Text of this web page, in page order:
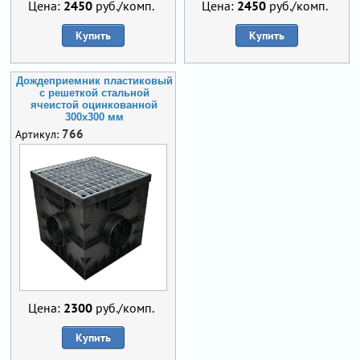
Цена: 2450 руб./комп.
Купить
Цена: 2450 руб./комп.
Купить
Дождеприемник пластиковый
с решеткой стальной
ячеистой оцинкованной
300х300 мм
Артикул: 766
Цена: 2300 руб./комп.
Купить